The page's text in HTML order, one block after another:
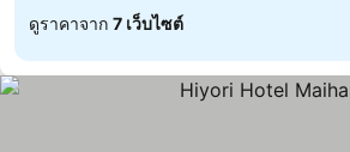
ดูราคาจาก 7 เว็บไซต์